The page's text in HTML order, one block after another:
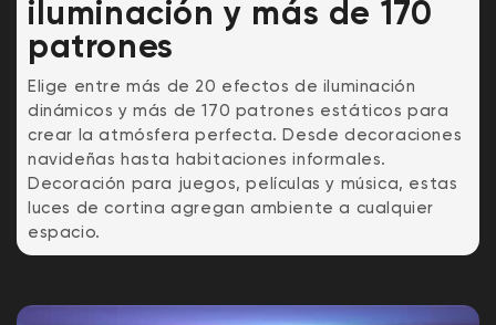
iluminación y más de 170
patrones
Elige entre más de 20 efectos de iluminación
dinámicos y más de 170 patrones estáticos para
crear la atmósfera perfecta. Desde decoraciones
navideñas hasta habitaciones informales.
Decoración para juegos, películas y música, estas
luces de cortina agregan ambiente a cualquier
espacio.